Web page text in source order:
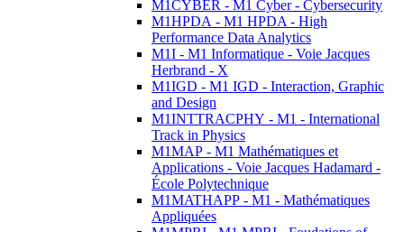
M1CYBER - M1 Cyber - Cybersecurity
M1HPDA - M1 HPDA - High
Performance Data Analytics
M1I - M1 Informatique - Voie Jacques
Herbrand - X
M1IGD - M1 IGD - Interaction, Graphic
and Design
M1INTTRACPHY - M1 - International
Track in Physics
M1MAP - M1 Mathématiques et
Applications - Voie Jacques Hadamard -
École Polytechnique
M1MATHAPP - M1 - Mathématiques
Appliquées